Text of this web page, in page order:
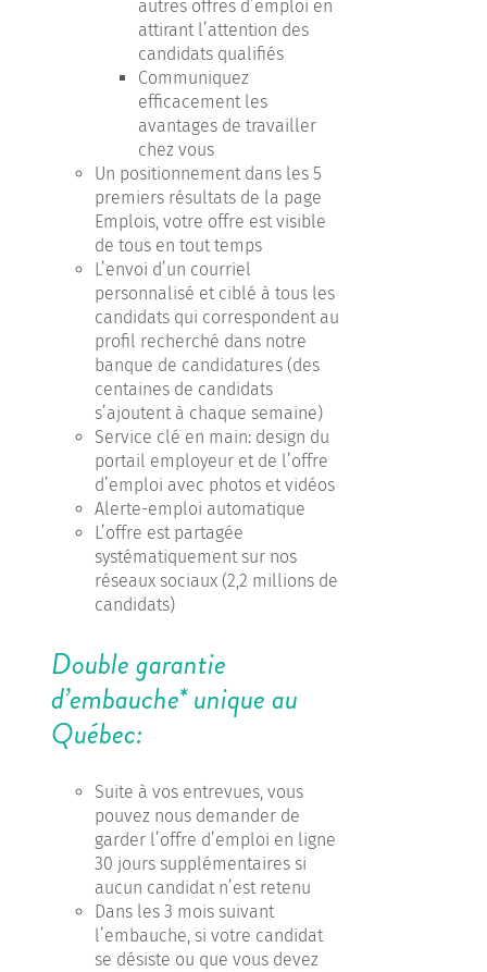
autres offres d’emploi en
attirant l’attention des
candidats qualifiés
Communiquez
efficacement les
avantages de travailler
chez vous
Un positionnement dans les 5
premiers résultats de la page
Emplois, votre offre est visible
de tous en tout temps
L’envoi d’un courriel
personnalisé et ciblé à tous les
candidats qui correspondent au
profil recherché dans notre
banque de candidatures (des
centaines de candidats
s’ajoutent à chaque semaine)
Service clé en main: design du
portail employeur et de l’offre
d’emploi avec photos et vidéos
Alerte-emploi automatique
L’offre est partagée
systématiquement sur nos
réseaux sociaux (2,2 millions de
candidats)
Double garantie
d’embauche* unique au
Québec:
Suite à vos entrevues, vous
pouvez nous demander de
garder l’offre d’emploi en ligne
30 jours supplémentaires si
aucun candidat n’est retenu
Dans les 3 mois suivant
l’embauche, si votre candidat
se désiste ou que vous devez